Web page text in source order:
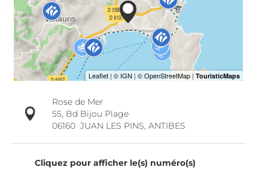
Rose de Mer
55, Bd Bijou Plage
06160 JUAN LES PINS, ANTIBES
Cliquez pour afficher le(s) numéro(s)